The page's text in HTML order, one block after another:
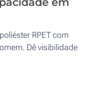
RPET com
Dê visibilidade